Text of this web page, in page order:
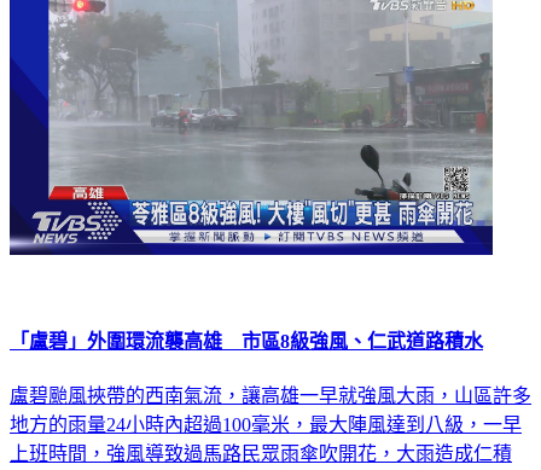
「盧碧」外圍環流襲高雄 市區8級強風、仁武道路積水
盧碧颱風挾帶的西南氣流，讓高雄一早就強風大雨，山區許多
地方的雨量24小時內超過100毫米，最大陣風達到八級，一早
上班時間，強風導致過馬路民眾雨傘吹開花，大雨造成仁積